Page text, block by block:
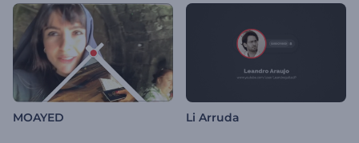
MOAYED Li Arruda